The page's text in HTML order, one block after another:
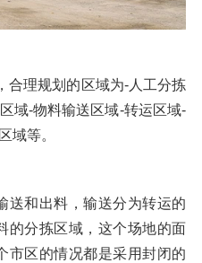
合理规划的区域为-人工分拣
域-物料输送区域-转运区域-
域等。
送和出料，输送分为转运的
的分拣区域，这个场地的面
市区的情况都是采用封闭的